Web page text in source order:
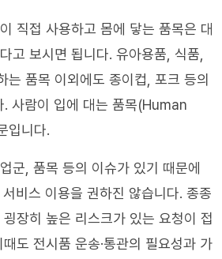
직접 사용하고 몸에 닿는 품목은 대
고 보시면 됩니다. 유아용품 식품
는 품목 이외에도 종이컵 포크 등의
. 사람이 입에 대는 품목(Human
입니다.
군 품목 등의 이슈가 있기 때문에
비스 이용을 권하진 않습니다. 종종
장히 높은 리스크가 있는 요청이 접
때도 전시품 운송·통관의 필요성과 가